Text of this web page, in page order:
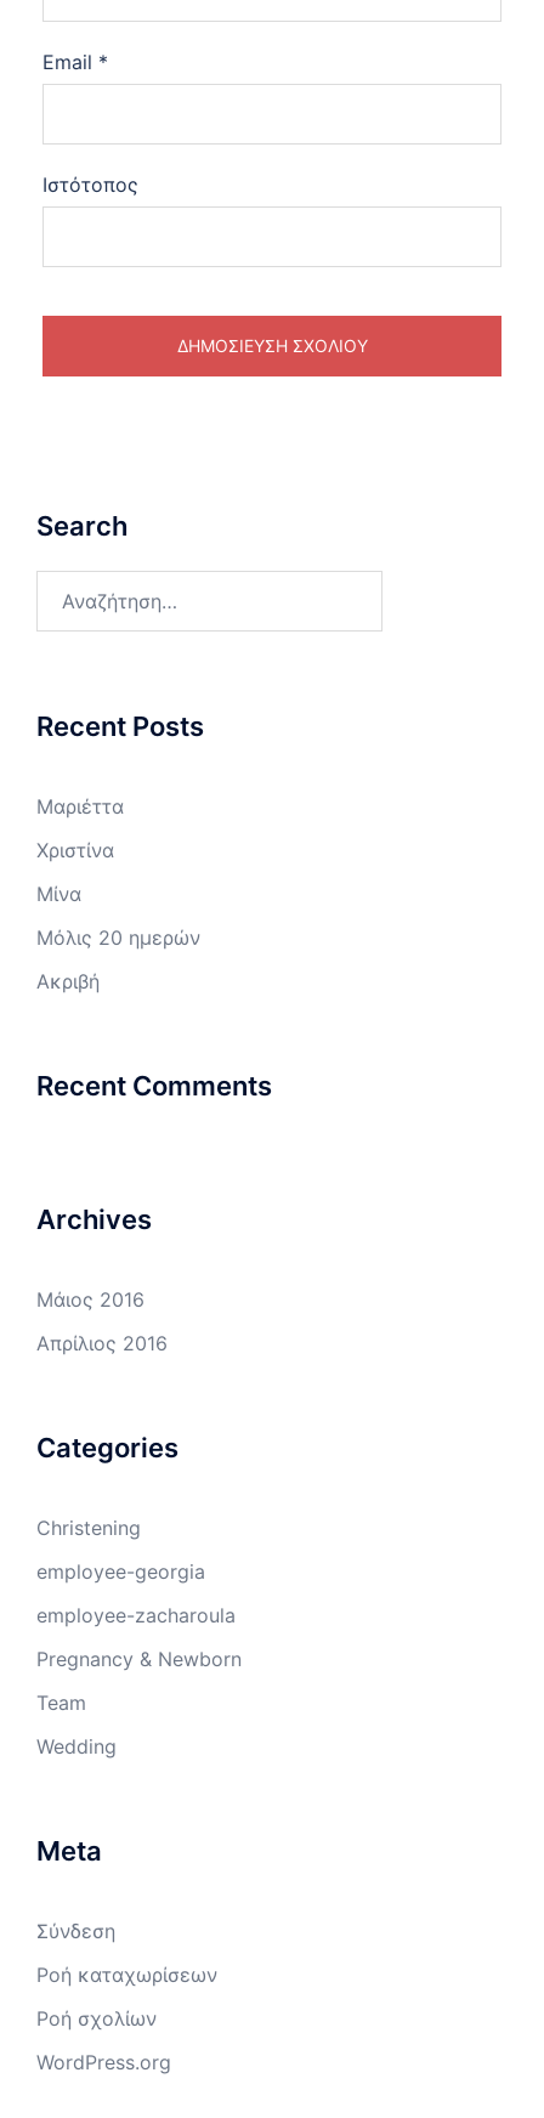
Email *
Ιστότοπος
Search
Recent Posts
Μαριέττα
Χριστίνα
Μίνα
Μόλις 20 ημερών
Ακριβή
Recent Comments
Archives
Μάιος 2016
Απρίλιος 2016
Categories
Christening
employee-georgia
employee-zacharoula
Pregnancy & Newborn
Team
Wedding
Meta
Σύνδεση
Ροή καταχωρίσεων
Ροή σχολίων
WordPress.org